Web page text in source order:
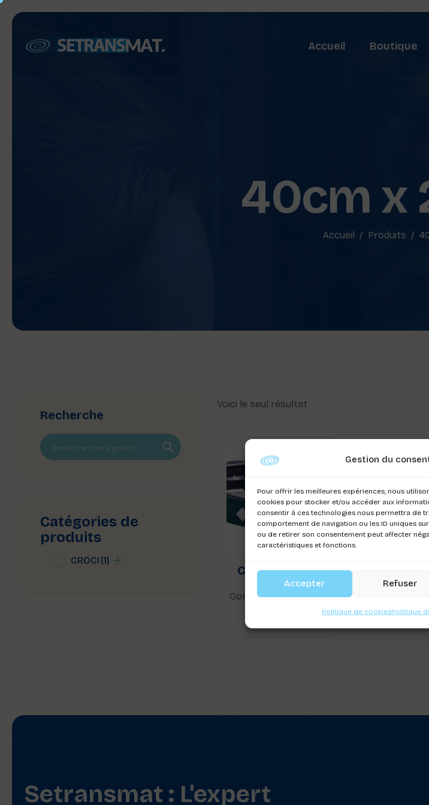
Gestion du
Pour offrir les meilleures expériences, nous
cookies pour stocker et/ou accéder aux
consentir à ces technologies nous permettra de
comportement de navigation ou les ID uniques
ou de retirer son consentement peut affecter
caractéristiques et fonctions.
Accepter Refuser
Politique de cookiesPolitique
Accueil Boutique
40cm x
Accueil Produits
Recherche
Catégories de
produits
CROCI (1)
Voici le seul résultat
COLLIER TOMY
Connectez-vous pour
Setransmat : L'expert